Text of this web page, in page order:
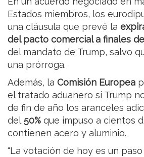
Estados miembros, los
una cláusula que prevé la
del pacto comercial a finales
del mandato de Trump, salvo
una prórroga.
Además, la Comisión Europea
el tratado aduanero si Trump
de fin de año los aranceles
del50% que impuso a cientos
contienen acero y aluminio.
“La votación de hoy es un